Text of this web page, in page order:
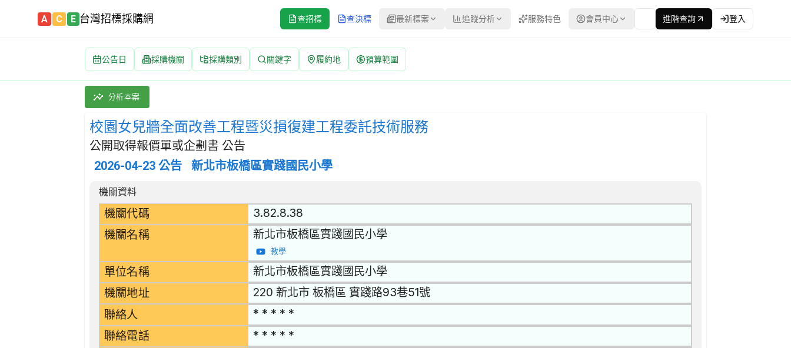
A C E 台灣招標採購網 查招標 查決標 最新標案 追蹤分析 服務特色 會員中心 進階查詢 登入
公告日 採購機關 採購類別 關鍵字 履約地 預算範圍
校園女兒牆全面改善工程暨災損復建工程委託技術服務 招標公告 | 案號：11503 | 公開取得報價單或企劃書 公告
採購類別：勞務類 建築服務 | 招標方式：公開取得報價單或企劃書 | 決標方式：參考最有利標精神 | 資料來源：台灣政府電子採購網（公共工程委員會） | 更新時間：
分析本案
校園女兒牆全面改善工程暨災損復建工程委託技術服務
公開取得報價單或企劃書 公告
2026-04-23 公告 新北市板橋區實踐國民小學
招標公告詳細內容
機關資料
機關代碼 3.82.8.38
機關名稱 新北市板橋區實踐國民小學
教學
單位名稱 新北市板橋區實踐國民小學
機關地址 220 新北市 板橋區 實踐路93巷51號
聯絡人 * * * * *
聯絡電話 * * * * *